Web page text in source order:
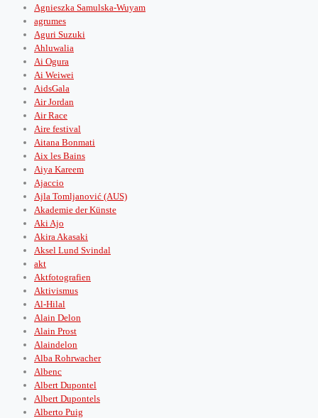
Agnieszka Samulska-Wuyam
agrumes
Aguri Suzuki
Ahluwalia
Ai Ogura
Ai Weiwei
AidsGala
Air Jordan
Air Race
Aire festival
Aitana Bonmati
Aix les Bains
Aiya Kareem
Ajaccio
Ajla Tomljanović (AUS)
Akademie der Künste
Aki Ajo
Akira Akasaki
Aksel Lund Svindal
akt
Aktfotografien
Aktivismus
Al-Hilal
Alain Delon
Alain Prost
Alaindelon
Alba Rohrwacher
Albenc
Albert Dupontel
Albert Dupontels
Alberto Puig